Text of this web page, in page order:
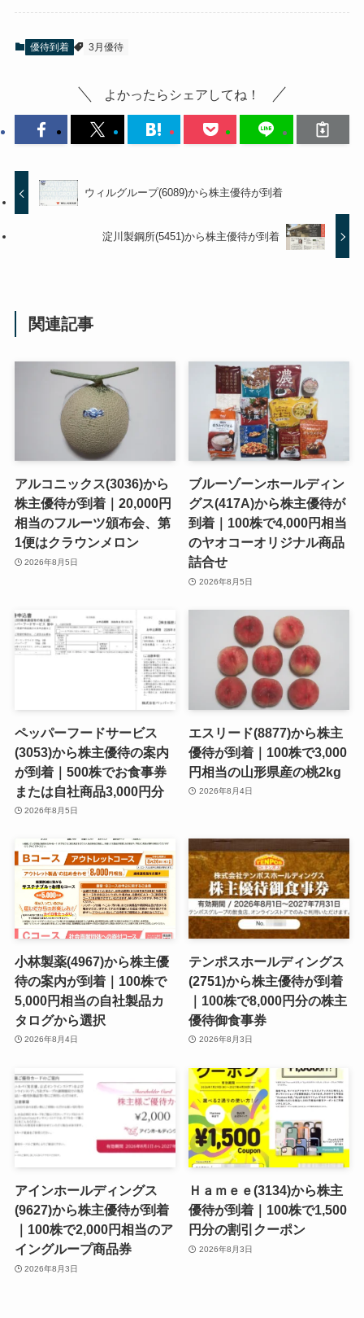
優待到着 3月優待
よかったらシェアしてね！
ウィルグループ(6089)から株主優待が到着
淀川製鋼所(5451)から株主優待が到着
関連記事
アルコニックス(3036)から
株主優待が到着｜20,000円
相当のフルーツ頒布会、第
1便はクラウンメロン
2026年8月5日
ブルーゾーンホールディン
グス(417A)から株主優待が
到着｜100株で4,000円相当
のヤオコーオリジナル商品
詰合せ
2026年8月5日
ペッパーフードサービス
(3053)から株主優待の案内
が到着｜500株でお食事券
または自社商品3,000円分
2026年8月5日
エスリード(8877)から株主
優待が到着｜100株で3,000
円相当の山形県産の桃2kg
2026年8月4日
小林製薬(4967)から株主優
待の案内が到着｜100株で
5,000円相当の自社製品カ
タログから選択
2026年8月4日
テンポスホールディングス
(2751)から株主優待が到着
｜100株で8,000円分の株主
優待御食事券
2026年8月3日
アインホールディングス
(9627)から株主優待が到着
｜100株で2,000円相当のア
イングループ商品券
2026年8月3日
Ｈａｍｅｅ(3134)から株主
優待が到着｜100株で1,500
円分の割引クーポン
2026年8月3日